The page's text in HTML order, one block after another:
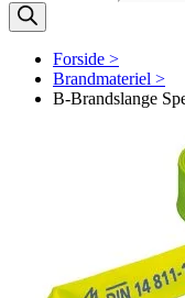
Forside >
Brandmateriel >
B-Brandslange